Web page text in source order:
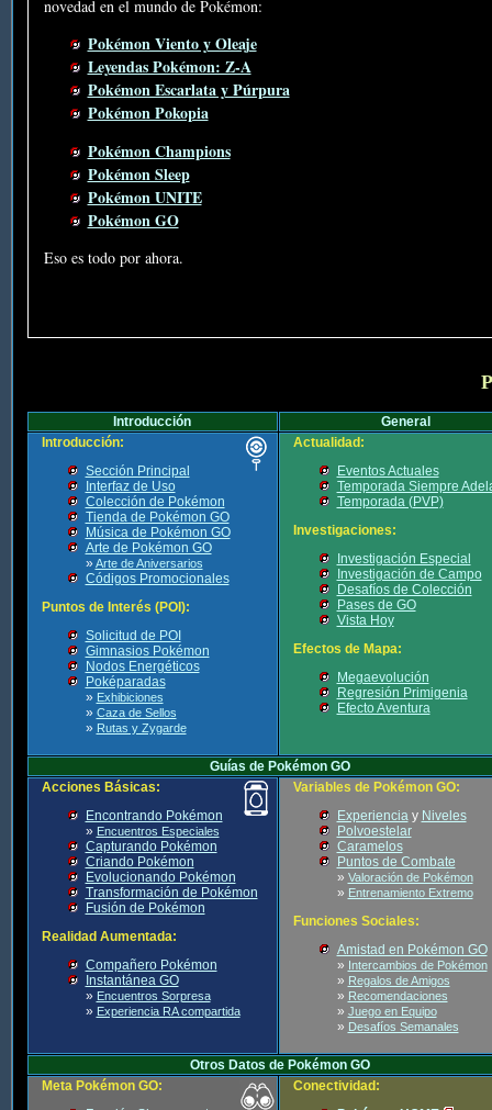
novedad en el mundo de Pokémon:
Pokémon Viento y Oleaje
Leyendas Pokémon: Z-A
Pokémon Escarlata y Púrpura
Pokémon Pokopia
Pokémon Champions
Pokémon Sleep
Pokémon UNITE
Pokémon GO
Eso es todo por ahora.
Introducción
General
Introducción:
Sección Principal
Interfaz de Uso
Colección de Pokémon
Tienda de Pokémon GO
Música de Pokémon GO
Arte de Pokémon GO
» Arte de Aniversarios
Códigos Promocionales
Puntos de Interés (POI):
Solicitud de POI
Gimnasios Pokémon
Nodos Energéticos
Poképaradas
» Exhibiciones
» Caza de Sellos
» Rutas y Zygarde
Actualidad:
Eventos Actuales
Temporada Siempre
Temporada (PVP)
Investigaciones:
Investigación Especial
Investigación de Campo
Desafíos de Colección
Pases de GO
Vista Hoy
Efectos de Mapa:
Megaevolución
Regresión Primigenia
Efecto Aventura
Guías de Pokémon GO
Acciones Básicas:
Encontrando Pokémon
» Encuentros Especiales
Capturando Pokémon
Criando Pokémon
Evolucionando Pokémon
Transformación de Pokémon
Fusión de Pokémon
Realidad Aumentada:
Compañero Pokémon
Instantánea GO
» Encuentros Sorpresa
» Experiencia RA compartida
Variables de Pokémon GO:
Experienciay Niveles
Polvoestelar
Caramelos
Puntos de Combate
» Valoración de Pokémon
» Entrenamiento Extremo
Funciones Sociales:
Amistad en Pokémon GO
» Intercambios de Pokémon
» Regalos de Amigos
» Recomendaciones
» Juego en Equipo
» Desafíos Semanales
Otros Datos de Pokémon GO
Meta Pokémon GO:
Conectividad: